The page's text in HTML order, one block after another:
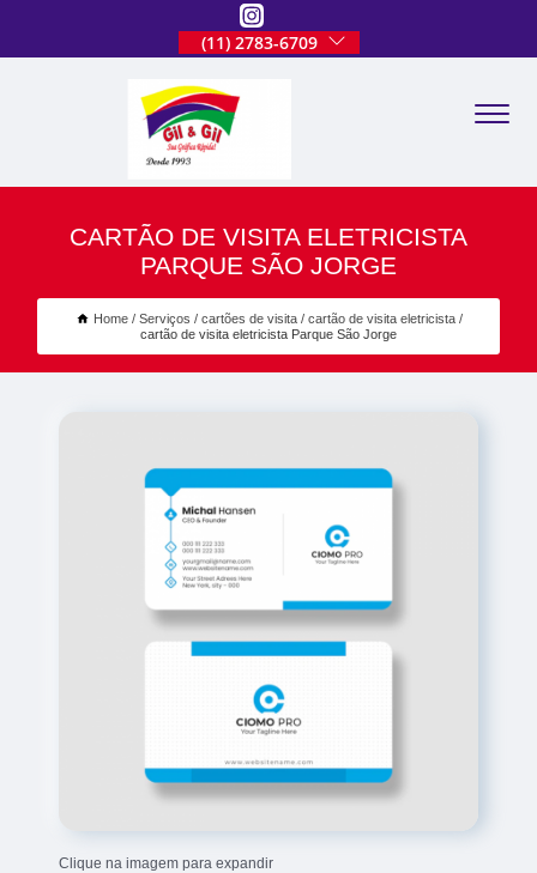
(11) 2783-6709
CARTÃO DE VISITA ELETRICISTA
PARQUE SÃO JORGE
Home Serviços cartões de visita
cartão de visita eletricista
cartão de visita eletricista Parque São Jorge
Clique na imagem para expandir